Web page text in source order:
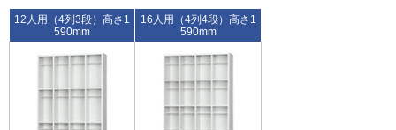
12人用（4列3段）高さ1
590mm
16人用（4列4段）高さ1
590mm